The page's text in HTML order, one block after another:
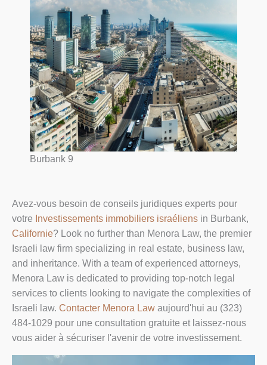
Burbank 9
Avez-vous besoin de conseils juridiques experts pour
votre Investissements immobiliers israéliens in Burbank,
Californie? Look no further than Menora Law, the premier
Israeli law firm specializing in real estate, business law,
and inheritance. With a team of experienced attorneys,
Menora Law is dedicated to providing top-notch legal
services to clients looking to navigate the complexities of
Israeli law. Contacter Menora Law aujourd'hui au (323)
484-1029 pour une consultation gratuite et laissez-nous
vous aider à sécuriser l'avenir de votre investissement.